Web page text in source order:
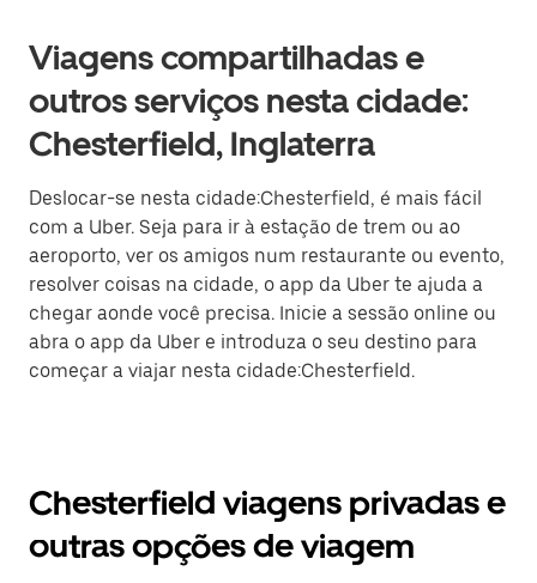
Viagens compartilhadas e
outros serviços nesta cidade:
Chesterfield, Inglaterra
Deslocar-se nesta cidade:Chesterfield, é mais fácil
com a Uber. Seja para ir à estação de trem ou ao
aeroporto, ver os amigos num restaurante ou evento,
resolver coisas na cidade, o app da Uber te ajuda a
chegar aonde você precisa. Inicie a sessão online ou
abra o app da Uber e introduza o seu destino para
começar a viajar nesta cidade:Chesterfield.
Chesterfield viagens privadas e
outras opções de viagem